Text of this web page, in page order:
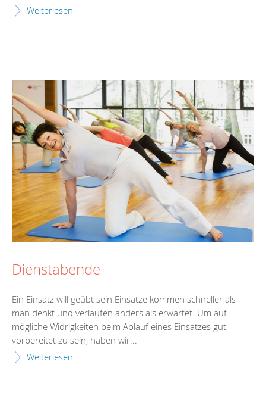
Weiterlesen
Dienstabende
Ein Einsatz will geübt sein Einsätze kommen schneller als
man denkt und verlaufen anders als erwartet. Um auf
mögliche Widrigkeiten beim Ablauf eines Einsatzes gut
vorbereitet zu sein, haben wir...
Weiterlesen